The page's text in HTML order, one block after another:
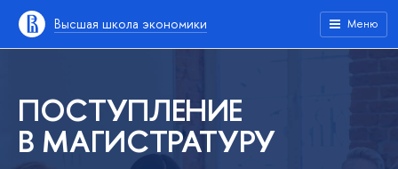
Высшая школа экономики Меню
ПОСТУПЛЕНИЕ
В МАГИСТРАТУРУ